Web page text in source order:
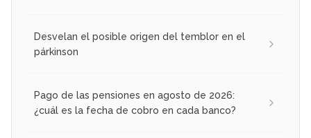
Desvelan el posible origen del temblor en el
párkinson
Pago de las pensiones en agosto de 2026:
¿cuál es la fecha de cobro en cada banco?